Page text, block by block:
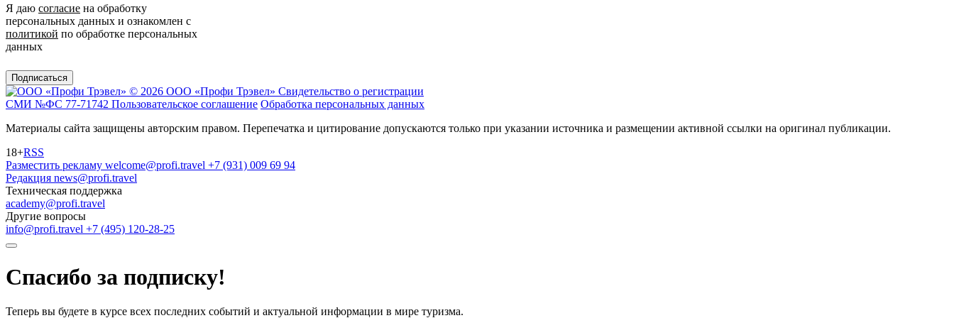
Я даю согласие на обработку
персональных данных и ознакомлен с
политикой по обработке персональных
данных
Подписаться
© 2026 ООО «Профи Трэвeл» Свидетельство о регистрации
СМИ №ФС 77-71742 Пользовательское соглашение Обработка персональных данных
Материалы сайта защищены авторским правом. Перепечатка и цитирование допускаются только при указании источника и размещении активной ссылки на оригинал публикации.
18+RSS
Разместить рекламу welcome@profi.travel +7 (931) 009 69 94
Редакция news@profi.travel
Техническая поддержка
academy@profi.travel
Другие вопросы
info@profi.travel +7 (495) 120-28-25
Спасибо за подписку!
Теперь вы будете в курсе всех последних событий и актуальной информации в мире туризма.